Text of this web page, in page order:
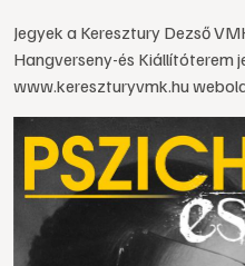
Jegyek a Keresztury Dezső
Hangverseny-és Kiállítóterem
www.kereszturyvmk.hu